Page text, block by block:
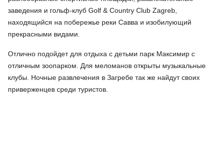
заведения и гольф-клуб Golf & Country Club Zagreb,
находящийся на побережье реки Савва и изобилующий
прекрасными видами.
Отлично подойдет для отдыха с детьми парк Максимир с
отличным зоопарком. Для меломанов открыты музыкальные
клубы. Ночные развлечения в Загребе так же найдут своих
приверженцев среди туристов.